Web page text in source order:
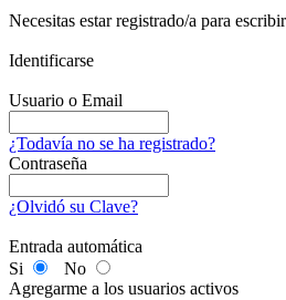
Necesitas estar registrado/a para
Identificarse
Usuario o Email
¿Todavía no se ha registrado?
Contraseña
¿Olvidó su Clave?
Entrada automática
Si
No
Agregarme a los usuarios activos